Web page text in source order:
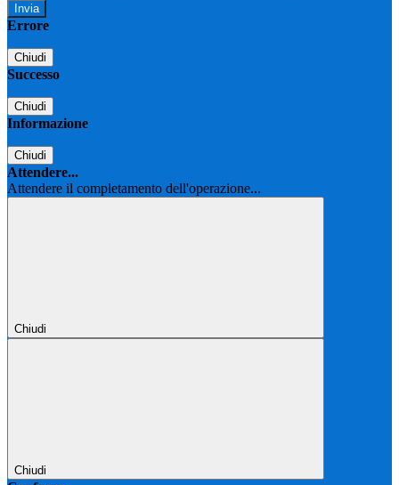
Errore
Chiudi
Successo
Chiudi
Informazione
Chiudi
Attendere...
Attendere il completamento dell'operazione...
Chiudi
Chiudi